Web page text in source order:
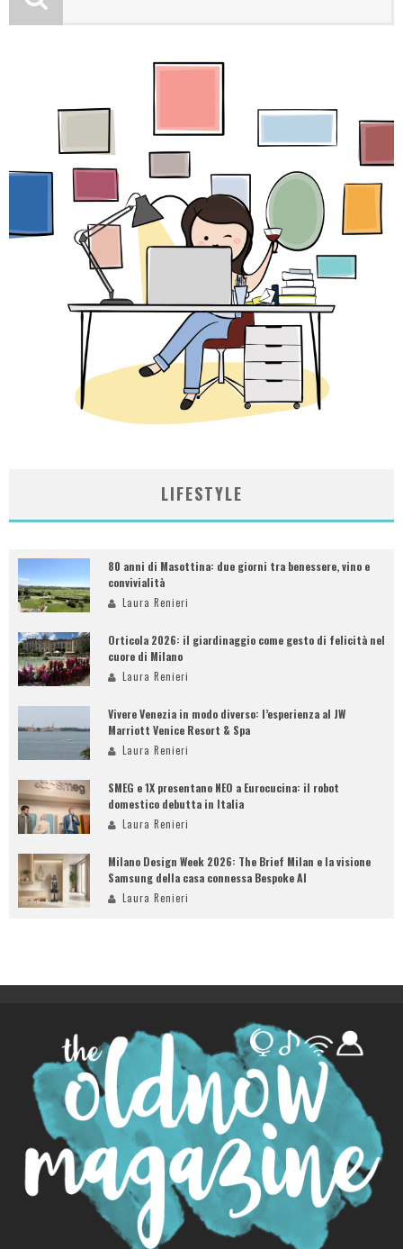
LIFESTYLE
80 anni di Masottina: due giorni tra benessere, vino e
convivialità
Laura Renieri
Orticola 2026: il giardinaggio come gesto di felicità nel
cuore di Milano
Laura Renieri
Vivere Venezia in modo diverso: l’esperienza al JW
Marriott Venice Resort & Spa
Laura Renieri
SMEG e 1X presentano NEO a Eurocucina: il robot
domestico debutta in Italia
Laura Renieri
Milano Design Week 2026: The Brief Milan e la visione
Samsung della casa connessa Bespoke AI
Laura Renieri